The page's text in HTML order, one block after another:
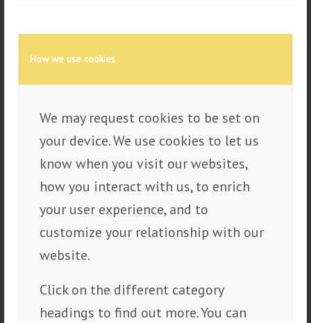
How we use cookies
We may request cookies to be set on
your device. We use cookies to let us
know when you visit our websites,
how you interact with us, to enrich
your user experience, and to
customize your relationship with our
website.
Click on the different category
headings to find out more. You can
2020, etter mange års erfaring med
solskjerming i enkeltmannsforetaket
Kristiansen Bygg & Service. Det tok ikke
lang tid før lokalmiljøet innså at Bærum
Solskjerming var førstevalget på
solskjerming, så lillebror til Nichlas, Kevin
Kristiansen, kom fort med på laget.
Etter et år var det igjen behov for utvidelse,
denne gangen var det Natalies tvillingbror,
Aleksander Nord-Varhaug som ble med på